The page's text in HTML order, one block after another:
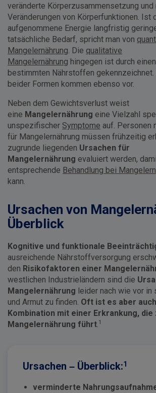
veränderte Körperzusammensetzung
Veränderungen von Körperfunktionen. Ist
aufgenommene Energie langfristig
tatsächliche Bedarf, spricht man von
Mangelernährung. Die qualitative
Mangelernährung hingegen ist durch
bestimmten Nährstoffen gekennzeichnet.
beider Formen kommen ebenso vor.
Neben dem Gewichtsverlust weist
eine Mangelernährung eine Vielzahl
unspezifischer Symptome auf. Personen
für Mangelernährung müssen frühzeitig
zugrunde liegenden Ursachen für
Mangelernährung evaluiert werden,
entsprechende Behandlung bei
kann.
Ursachen von
Überblick
Kognitive und funktionale
ausreichende Nährstoffversorgung
den Risikofaktoren einer
westlichen Industrieländern sind die
Mangelernährung leider nach wie vor
und Armut zu finden. Oft ist es aber
Kombination mit einer Erkrankung, die
Mangelernährung führt.1
Ursachen – Überblick:1
verminderte